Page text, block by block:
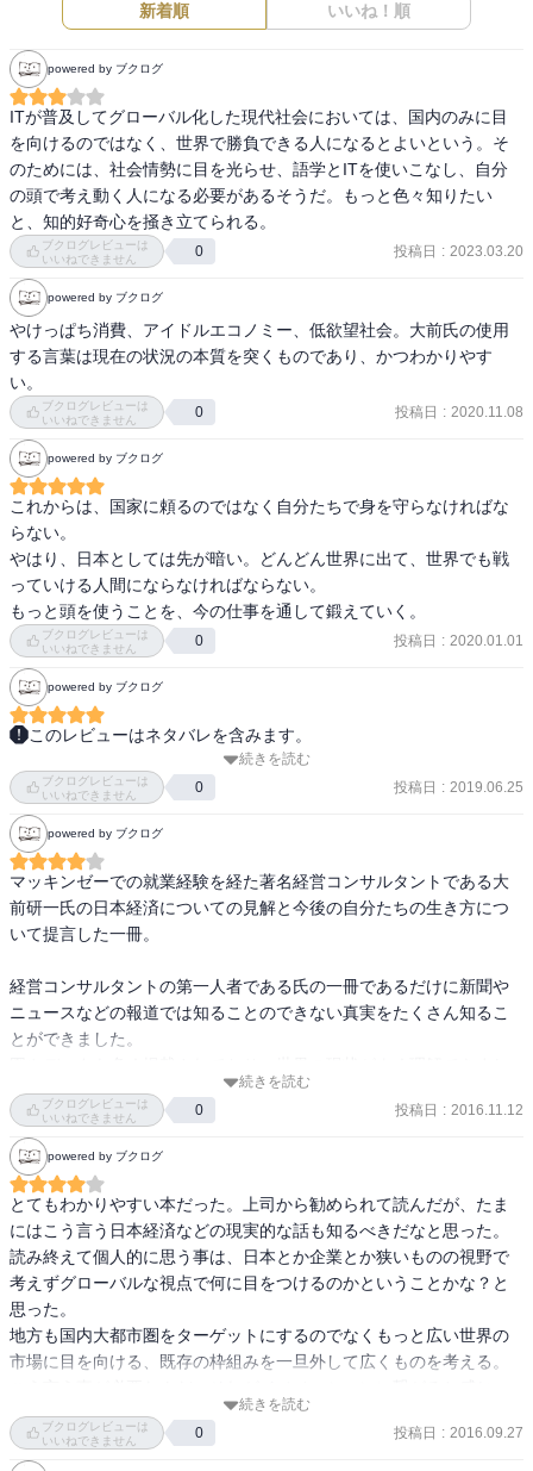
新着順 いいね！順
powered by ブクログ
ITが普及してグローバル化した現代社会においては、国内のみに目
を向けるのではなく、世界で勝負できる人になるとよいという。そ
のためには、社会情勢に目を光らせ、語学とITを使いこなし、自分
の頭で考え動く人になる必要があるそうだ。もっと色々知りたい
と、知的好奇心を掻き立てられる。
ブクログレビューは
いいねできません
0 投稿日 : 2023.03.20
powered by ブクログ
やけっぱち消費、アイドルエコノミー、低欲望社会。大前氏の使用
する言葉は現在の状況の本質を突くものであり、かつわかりやす
い。
ブクログレビューは
いいねできません
0 投稿日 : 2020.11.08
powered by ブクログ
これからは、国家に頼るのではなく自分たちで身を守らなければな
らない。
やはり、日本としては先が暗い。どんどん世界に出て、世界でも戦
っていける人間にならなければならない。
もっと頭を使うことを、今の仕事を通して鍛えていく。
ブクログレビューは
いいねできません
0 投稿日 : 2020.01.01
powered by ブクログ
このレビューはネタバレを含みます。
２０１６年に書かれたものですが
いつも　大前さんの　視点は　とても　参考になります。
地方で　１０００億円の　産業を　起こさないと
だめですね。
昔は　人　もの　金が　重要でしたが。
今は　人が　もっとも　重要。
続きを読む
ブクログレビューは
いいねできません
0 投稿日 : 2019.06.25
powered by ブクログ
マッキンゼーでの就業経験を経た著名経営コンサルタントである大
前研一氏の日本経済についての見解と今後の自分たちの生き方につ
いて提言した一冊。
経営コンサルタントの第一人者である氏の一冊であるだけに新聞や
ニュースなどの報道では知ることのできない真実をたくさん知るこ
とができました。
た。
また、IS国や難民の現状や地方創生を世界をベースにみることや日
本企業の世界でのシェア比率など勉強になる内容も多くありまし
た。
法人税率に対する提言やインバウンドでくる中国人観光客のことに
関しては特に印象に残りました。
パラダイムシフトの起きている現在、国家や誰かに頼るのではな
く、本書で学んだことをもとにして自分の頭で考えて動くことが大
事だと感じた一冊でした。
続きを読む
ブクログレビューは
いいねできません
0 投稿日 : 2016.11.12
powered by ブクログ
とてもわかりやすい本だった。上司から勧められて読んだが、たま
にはこう言う日本経済などの現実的な話も知るべきだなと思った。
読み終えて個人的に思う事は、日本とか企業とか狭いものの視野で
考えずグローバルな視点で何に目をつけるのかということかな？と
思った。
地方も国内大都市圏をターゲットにするのでなくもっと広い世界の
市場に目を向ける、既存の枠組みを一旦外して広くものを考える。
た。
続きを読む
ブクログレビューは
いいねできません
0 投稿日 : 2016.09.27